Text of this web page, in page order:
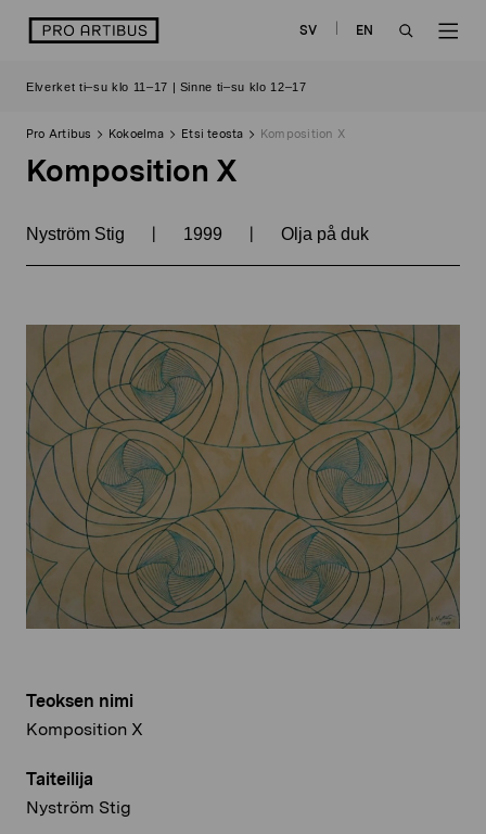
sisältöön
logo SV
EN
Elverket ti–su klo 11–17 | Sinne ti–su klo 12–17
Pro Artibus Kokoelma Etsi teosta Komposition X
Komposition X
Nyström Stig | 1999 | Olja på duk
Teoksen nimi
Komposition X
Taiteilija
Nyström Stig